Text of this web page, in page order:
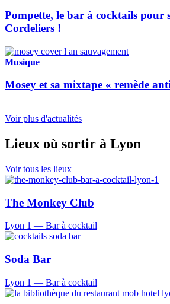
Pompette, le bar à cocktails pour
Cordeliers !
Musique
Mosey et sa mixtape « remède
Voir plus d'actualités
Lieux où sortir à Lyon
Voir tous les lieux
The Monkey Club
Lyon 1 — Bar à cocktail
Soda Bar
Lyon 1 — Bar à cocktail